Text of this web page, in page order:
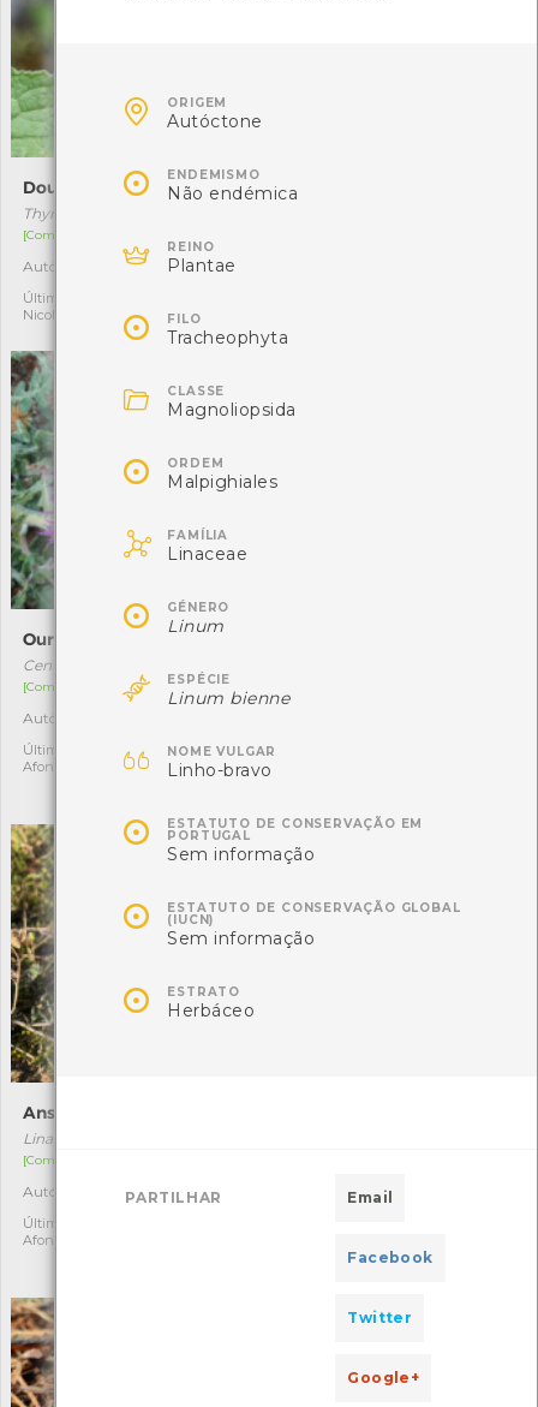
Douradinha-do-arco
Thymelicus acteon
[Comum]
Autóctone
Última observação por:
Nicole Viana
Linho-bravo
Ouriço-das-dunas
Centaurea sphaerocephala
[Comum]
Autóctone
Última observação por: Clara
Afonso
[Comum]
Ansarina
Linaria polygalifolia
[Comum]
Autóctone
Última observação por: Clara
Afonso
Nicole Viana
 ORIGEM
Autóctone
 ENDEMISMO
Não endémica
 REINO
Plantae
 FILO
Tracheophyta
 CLASSE
Magnoliopsida
 ORDEM
Malpighiales
 FAMÍLIA
Linaceae
 GÉNERO
Linum
 ESPÉCIE
Linum bienne
 NOME VULGAR
Linho-bravo
 ESTATUTO DE CONSERVAÇÃO EM
PORTUGAL
Sem informação
 ESTATUTO DE CONSERVAÇÃO GLOBAL
(IUCN)
Sem informação
 ESTRATO
Herbáceo
PARTILHAR Email
Facebook
Twitter
Google+